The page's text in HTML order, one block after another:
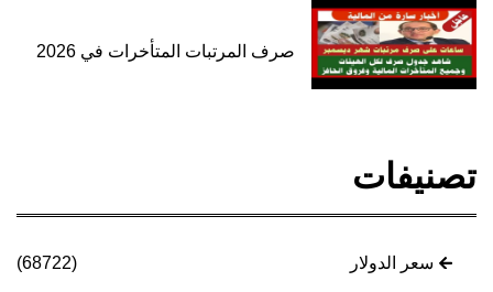
صرف المرتبات المتأخرات في 2026
تصنيفات
سعر الدولار (68722)